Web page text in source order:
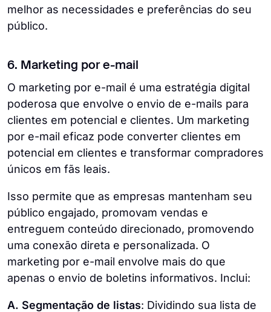
melhor as necessidades e preferências do seu
público.
6. Marketing por e-mail
O marketing por e-mail é uma estratégia digital
poderosa que envolve o envio de e-mails para
clientes em potencial e clientes. Um marketing
por e-mail eficaz pode converter clientes em
potencial em clientes e transformar compradores
únicos em fãs leais.
Isso permite que as empresas mantenham seu
público engajado, promovam vendas e
entreguem conteúdo direcionado, promovendo
uma conexão direta e personalizada. O
marketing por e-mail envolve mais do que
apenas o envio de boletins informativos. Inclui:
A. Segmentação de listas: Dividindo sua lista de